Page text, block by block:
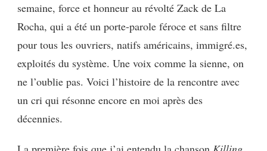
semaine, force et honneur au révolté Zack de La
Rocha, qui a été un porte-parole féroce et sans filtre
pour tous les ouvriers, natifs américains, immigré.es,
exploités du système. Une voix comme la sienne, on
ne l’oublie pas. Voici l’histoire de la rencontre avec
un cri qui résonne encore en moi après des
décennies.